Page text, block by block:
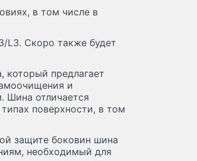
в том числе в
L3. Скоро также будет
который предлагает
и
Шина отличается
поверхности, в том
защите боковин шина
необходимый для